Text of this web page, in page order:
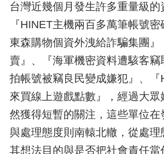
台灣近幾個月發生許多重量級的
『HINET主機兩百多萬筆帳號
東森購物個資外洩給詐騙集團
賣』、『海軍機密資料遭駭客竊
拍帳號被竊良民變成嫌犯』、
來買線上遊戲點數』，經過大
然獲得短暫的關注，這些單位
與處理態度則南轅北轍，從處理
其想法目的與是否把社會責任當